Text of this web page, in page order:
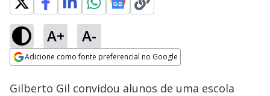
A+ A-
Adicione como fonte preferencial no Google
Ativar
Loaded
62.22%
Gilberto Gil convidou alunos de uma escola